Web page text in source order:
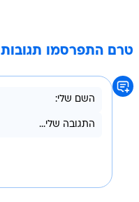
טרם התפרסמו תגובות